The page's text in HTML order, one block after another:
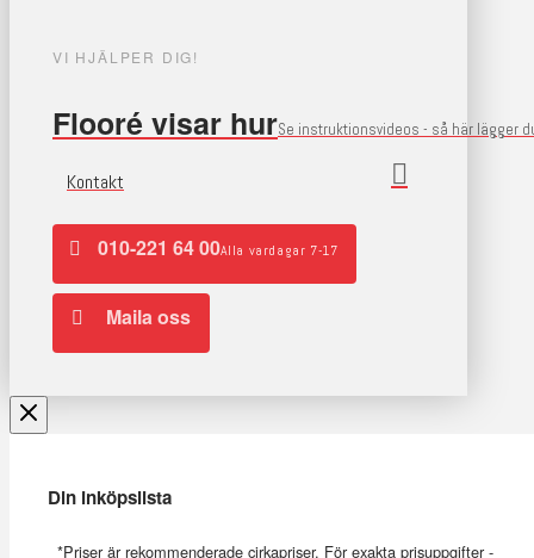
VI HJÄLPER DIG!
Flooré visar hurSe instruktionsvideos - så här lägger
Kontakt
010-221 64 00Alla vardagar 7-17
Maila oss
Din inköpslista
*Priser är rekommenderade cirkapriser. För exakta prisuppgifter -